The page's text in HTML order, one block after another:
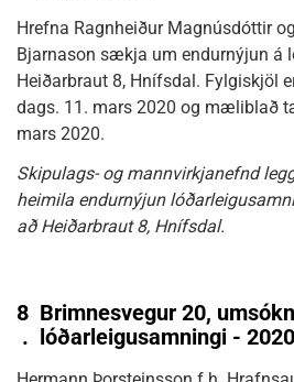
Hrefna Ragnheiður Magnúsdóttir
Bjarnason sækja um endurnýjun á
Heiðarbraut 8, Hnífsdal. Fylgiskjöl
dags. 11. mars 2020 og mæliblað
mars 2020.
Skipulags- og mannvirkjanefnd
heimila endurnýjun
að Heiðarbraut 8, Hnífsdal.
8
.
Brimnesvegur 20,
lóðarleigusamningi -